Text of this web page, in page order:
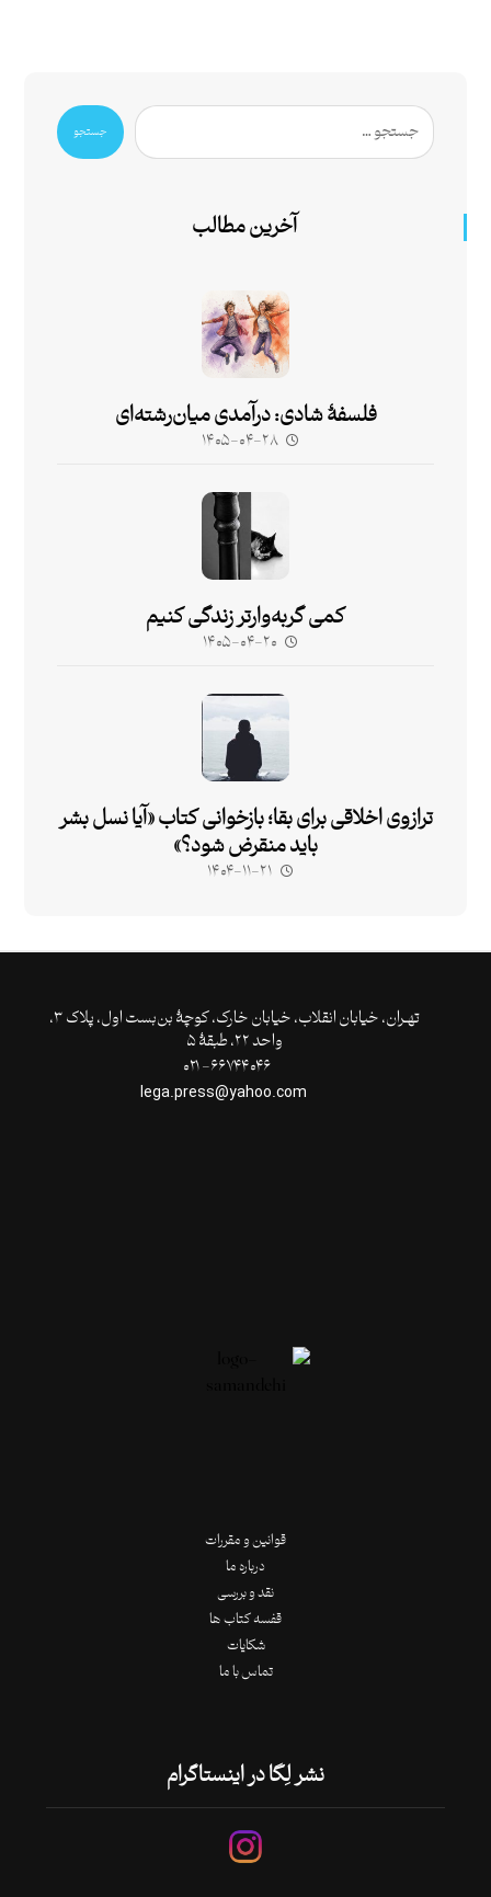
جستجو
آخرین مطالب
فلسفۀ شادی: درآمدی میان‌رشته‌ای
۱۴۰۵-۰۴-۲۸
کمی گربه‌وارتر زندگی کنیم
۱۴۰۵-۰۴-۲۰
ترازوی اخلاقی برای بقا؛ بازخوانی کتاب «آیا نسل بشر
باید منقرض شود؟»
۱۴۰۴-۱۱-۲۱
تهـران،‌ خیابان انقلاب، خیابان خارک، کوچۀ بن‌بست اول، پلاک ۳،
واحد ۲۲، طبقۀ ۵
قوانین و مقررات
درباره ما
نقد و بررسی
قفسه کتاب ها
شکایات
تماس با ما
نشر لِگا در اینستاگرام